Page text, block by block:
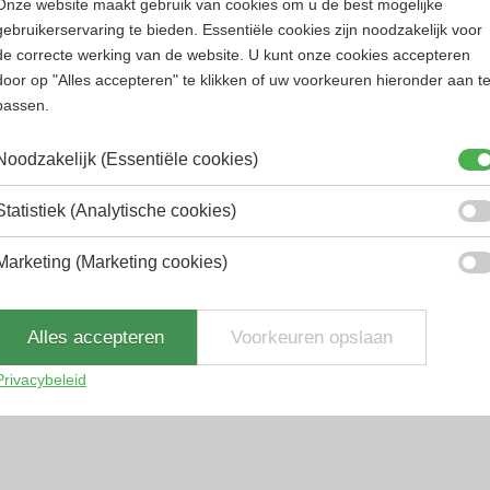
Hugo Man Gift Set...
Oorspronkelijke
€59.99Huidige
Heren parfum
Versace
Versace Eros Flame Gift
website maakt gebruik van cookies om u de best mogelijke
te bieden. Essentiële cookies zijn noodzakelijk voor
correcte werking van de website. U kunt onze cookies accepteren
op "Alles accepteren" te klikken of uw voorkeuren hieronder aan te
(Essentiële cookies)
(Analytische cookies)
(Marketing cookies)
Alles accepteren Voorkeuren opslaan